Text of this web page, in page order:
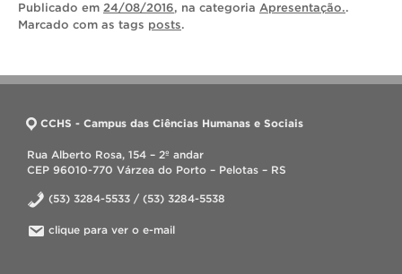
Publicado em 24/08/2016, na categoria Apresentação..
Marcado com as tags posts.
CCHS - Campus das Ciências Humanas e Sociais
Rua Alberto Rosa, 154 – 2º andar
CEP 96010-770 Várzea do Porto – Pelotas – RS
(53) 3284-5533 / (53) 3284-5538
clique para ver o e-mail